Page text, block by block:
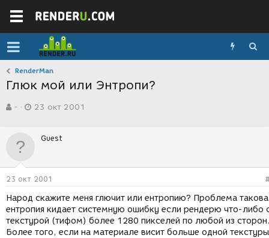
RenderMan
Глюк мой или Энтропи?
в
р
м
-
а
д
н
и
я
23 окт 2001
Guest
23 окт 2001
Народ скажите меня глючит или ентропию? Проблема
ентропия кидает системную ошибку если рендерю что-либо
текстурой (тифом) более 1280 пикселей по любой из
Более того, если на материале висит больше одной